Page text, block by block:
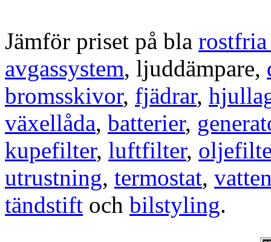
Jämför priset på bla rostfria
avgassystem, ljuddämpare,
bromsskivor, fjädrar,
växellåda, batterier,
kupefilter, luftfilter,
utrustning, termostat,
tändstift och bilstyling.